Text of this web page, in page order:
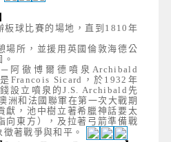
板球比賽的場地，直到1810年
場所，並援用英國倫敦海德公
阿徹博爾德噴泉Archibald
Francois Sicard，於1932年
設立噴泉的J.S. Archibald先
洲和法國聯軍在第一次大戰期
獻，池中樹立著希臘神話要太
向東方），及拉著弓箭準備戰
著戰爭與和平。